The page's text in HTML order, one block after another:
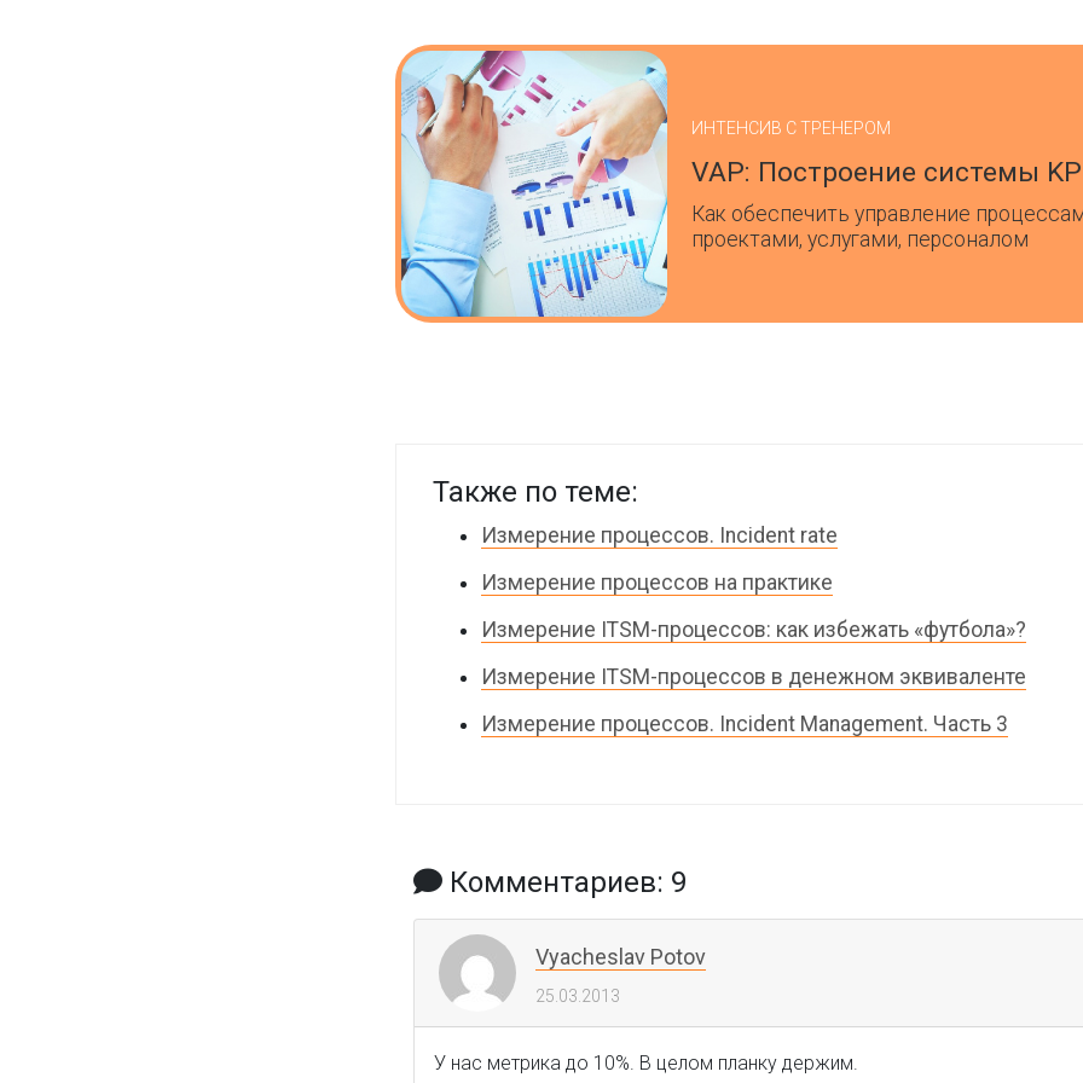
ИНТЕНСИВ С ТРЕНЕРОМ
VAP: Построение системы
Как обеспечить управление
проектами, услугами, персоналом
Также по теме:
Измерение процессов. Incident rate
Измерение процессов на практике
Измерение ITSM-процессов: как избежать «футбола»?
Измерение ITSM-процессов в денежном эквиваленте
Измерение процессов. Incident Management. Часть 3
Комментариев: 9
Vyacheslav Potov
25.03.2013
У нас метрика до 10%. В целом планку держим.